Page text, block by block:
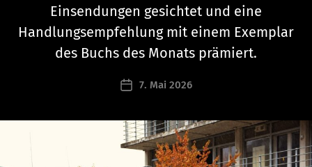
Einsendungen gesichtet und eine
Handlungsempfehlung mit einem Exemplar
des Buchs des Monats prämiert.
t
h
a
n
e
c
h
a
Beitragsdatum
7. Mai 2026